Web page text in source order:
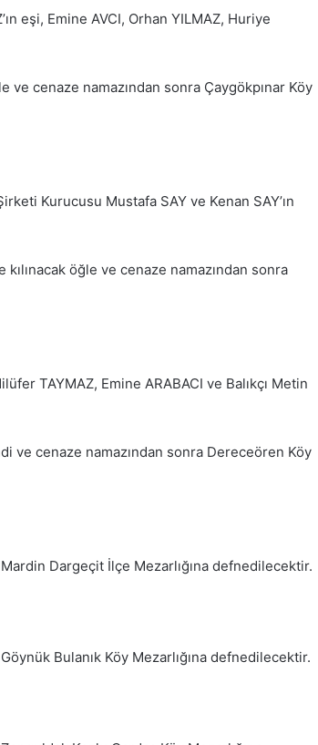
eşi, Emine AVCI, Orhan YILMAZ, Huriye
ve cenaze namazından sonra Çaygökpınar Köy
Kurucusu Mustafa SAY ve Kenan SAY’ın
öğle ve cenaze namazından sonra
TAYMAZ, Emine ARABACI ve Balıkçı Metin
ve cenaze namazından sonra Dereceören Köy
Dargeçit İlçe Mezarlığına defnedilecektir.
Bulanık Köy Mezarlığına defnedilecektir.